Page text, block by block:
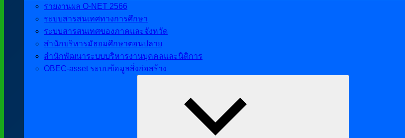
รายงานผล O-NET 2566
ระบบสารสนเทศทางการศึกษา
ระบบสารสนเทศของภาคและจังหวัด
สำนักบริหารมัธยมศึกษาตอนปลาย
สำนักพัฒนาระบบบริหารงานบุคคลและนิติการ
OBEC-asset ระบบข้อมูลสิ่งก่อสร้าง